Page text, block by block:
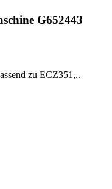
G652443
zu ECZ351,..